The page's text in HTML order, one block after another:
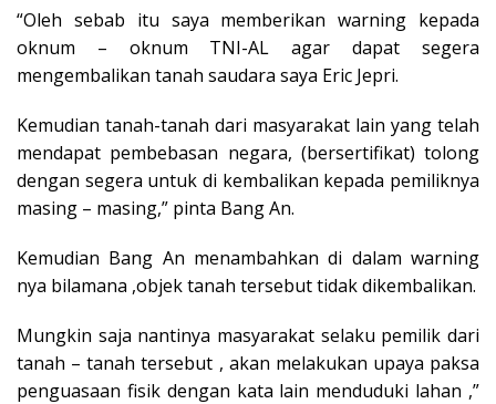
“Oleh sebab itu saya memberikan warning kepada
oknum – oknum TNI-AL agar dapat segera
mengembalikan tanah saudara saya Eric Jepri.
Kemudian tanah-tanah dari masyarakat lain yang telah
mendapat pembebasan negara, (bersertifikat) tolong
dengan segera untuk di kembalikan kepada pemiliknya
masing – masing,” pinta Bang An.
Kemudian Bang An menambahkan di dalam warning
nya bilamana ,objek tanah tersebut tidak dikembalikan.
Mungkin saja nantinya masyarakat selaku pemilik dari
tanah – tanah tersebut , akan melakukan upaya paksa
penguasaan fisik dengan kata lain menduduki lahan ,”